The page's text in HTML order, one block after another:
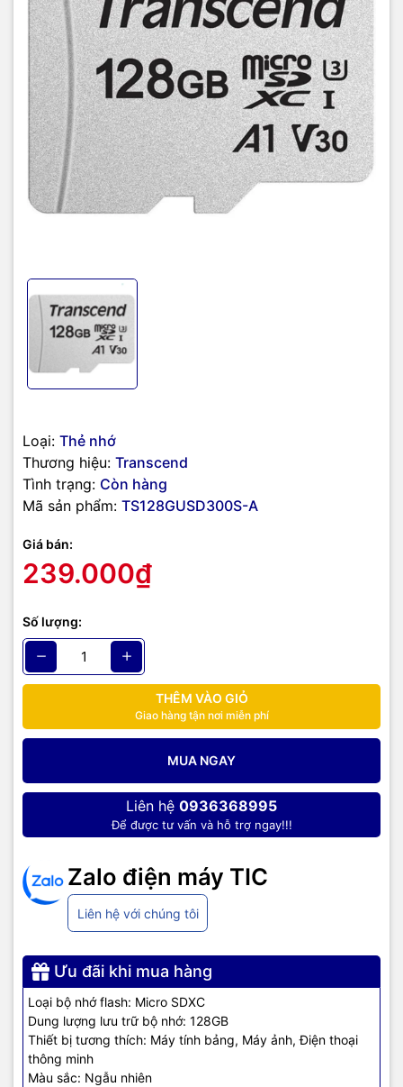
Loại: Thẻ nhớ
Thương hiệu: Transcend
Tình trạng: Còn hàng
Mã sản phẩm: TS128GUSD300S-A
Giá bán:
239.000₫
Số lượng:
THÊM VÀO GIỎ
Giao hàng tận nơi miễn phí
MUA NGAY
Liên hệ 0936368995
Để được tư vấn và hỗ trợ ngay!!!
Zalo điện máy TIC
Liên hệ với chúng tôi
Ưu đãi khi mua hàng
Loại bộ nhớ flash: Micro SDXC
Dung lượng lưu trữ bộ nhớ: 128GB
Thiết bị tương thích: Máy tính bảng, Máy ảnh, Điện thoại
thông minh
Màu sắc: Ngẫu nhiên
Giao diện phần cứng: microSDXC
Lớp tốc độ của Hiệp hội kỹ thuật số an toàn: Lớp 10
TIC.VN– Nhà phân phối và cung cấp giải pháp công nghệ uy tín
tại Việt Nam. Chúng tôi chuyên cung cấp đa dạng sản phẩm:
Laptop,Máy tính PC,Máy chủ - Server,Thiết bị mạng, Camera
giám sát,Tổng đài,Màn hình tương tác,Linh kiện máy tính,Điện
như tivi, tủ lạnh, máy giặt, máy hút ẩm... cùng nhiều thiết bị
công nghệ khác.TIC.VNcam kết mang đếnsản phẩm chính
hãng, giá tốt, dịch vụ chuyên nghiệp, đáp ứng tối đa nhu cầu của
doanh nghiệp cũng như gia đình và cá nhân.